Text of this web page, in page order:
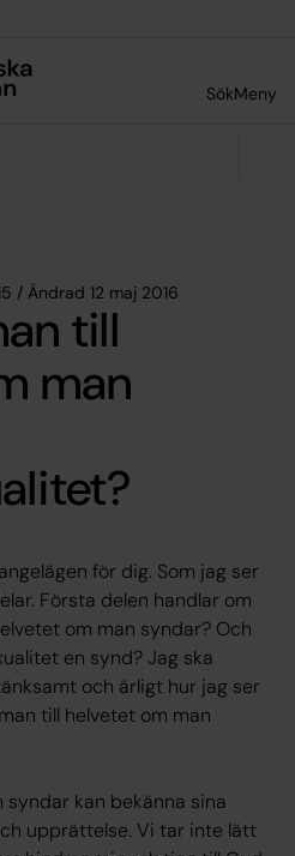
SökMeny
/ Ändrad 12 maj 2016
till
man
för dig. Som jag ser
Första delen handlar om
om man syndar? Och
en synd? Jag ska
och ärligt hur jag ser
till helvetet om man
kan bekänna sina
upprättelse. Vi tar inte lätt